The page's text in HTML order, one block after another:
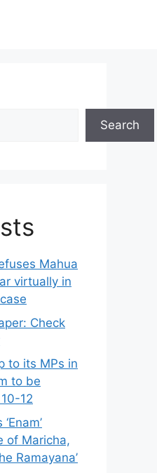
Search
Mahua
virtually in
Check
to its MPs in
to be
12
of Maricha,
Ramayana’